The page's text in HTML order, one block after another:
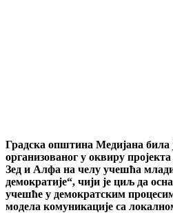
Градска општина Медијана била
организованог у оквиру
Зед и Алфа на челу учешћа
демократије“, чији је циљ да
учешће у демократским
модела комуникације са